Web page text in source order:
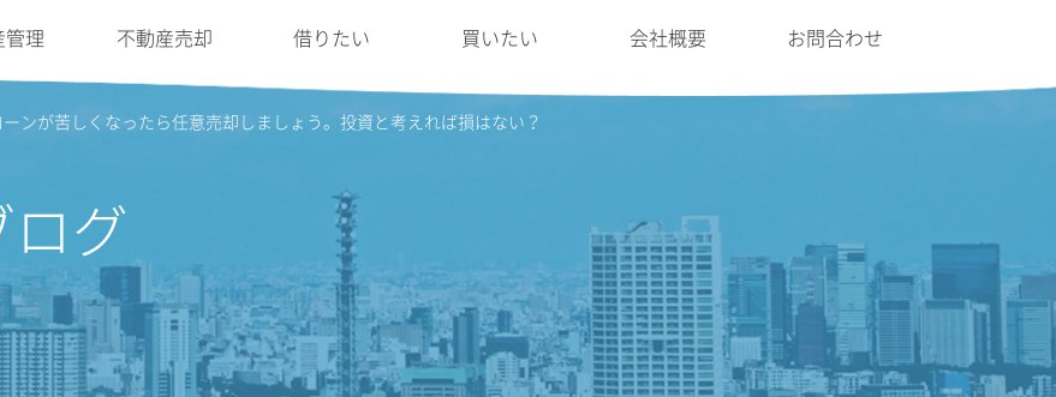
管理 不動産売却 借りたい 買いたい 会社概要 お問合わせ
ンが苦しくなったら任意売却しましょう。投資と考えれば損はない？
グ